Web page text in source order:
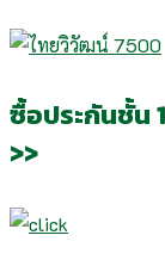
ซื้อประกันชั้น
>>